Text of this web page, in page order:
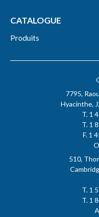
7795,
Hyacinthe,
T. 1
T. 1
F. 1
510,
T. 1
T. 1
CATALOGUE
Produits